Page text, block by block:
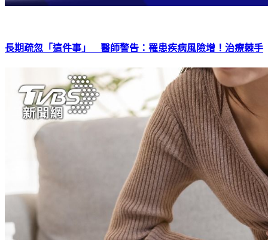
長期疏忽「這件事」 醫師警告：罹患疾病風險增！治療棘手